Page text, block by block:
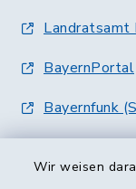
Wir weisen
Landratsamt
BayernPortal
Bayernfunk